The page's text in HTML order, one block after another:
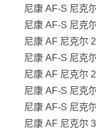
尼康 AF-S 尼克
尼康 AF-S 尼克
尼康 AF 尼克尔
尼康 AF-S 尼克
尼康 AF 尼克尔
尼康 AF-S 尼克
尼康 AF-S 尼克
尼康 AF 尼克尔